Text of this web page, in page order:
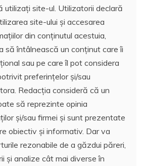
utilizați site-ul. Utilizatorii declară
site-ului și accesarea
din conținutul acestuia,
să întâlnească un conținut care îi
sau pe care îl pot considera
preferințelor și/sau
Redacția consideră că un
să reprezinte opinia
și/sau firmei și sunt prezentate
obiectiv și informativ. Dar va
rezonabile de a găzdui păreri,
și analize cât mai diverse în